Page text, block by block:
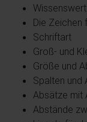
Die Zeichen
Schriftart
Groß- und
Größe und
Spalten und
Absätze mit
Abstände